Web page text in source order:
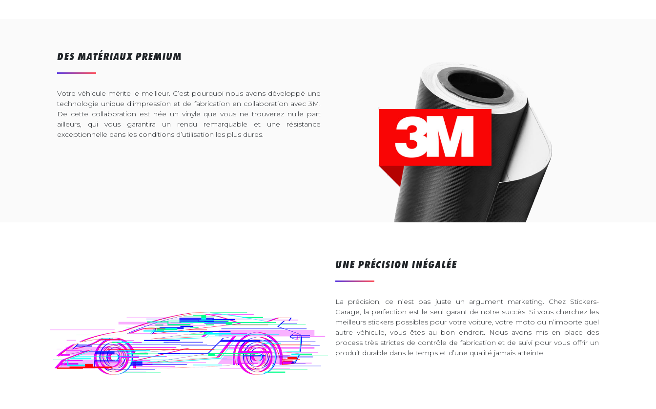
DES MATÉRIAUX PREMIUM
Votre véhicule mérite le meilleur. C’est pourquoi nous avons développé une
technologie unique d’impression et de fabrication en collaboration avec 3M.
De cette collaboration est née un vinyle que vous ne trouverez nulle part
ailleurs, qui vous garantira un rendu remarquable et une résistance
exceptionnelle dans les conditions d’utilisation les plus dures.
UNE PRÉCISION INÉGALÉE
La précision, ce n’est pas juste un argument marketing. Chez Stickers-
Garage, la perfection est le seul garant de notre succès. Si vous cherchez les
meilleurs stickers possibles pour votre voiture, votre moto ou n’importe quel
autre véhicule, vous êtes au bon endroit. Nous avons mis en place des
process très strictes de contrôle de fabrication et de suivi pour vous offrir un
produit durable dans le temps et d’une qualité jamais atteinte.